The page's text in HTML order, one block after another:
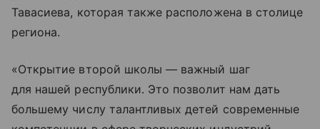
Тавасиева, которая также расположена в столице
региона.
«Открытие второй школы — важный шаг
для нашей республики. Это позволит нам дать
большему числу талантливых детей современные